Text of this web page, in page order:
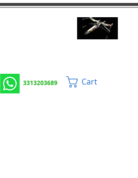
3313203689 Cart